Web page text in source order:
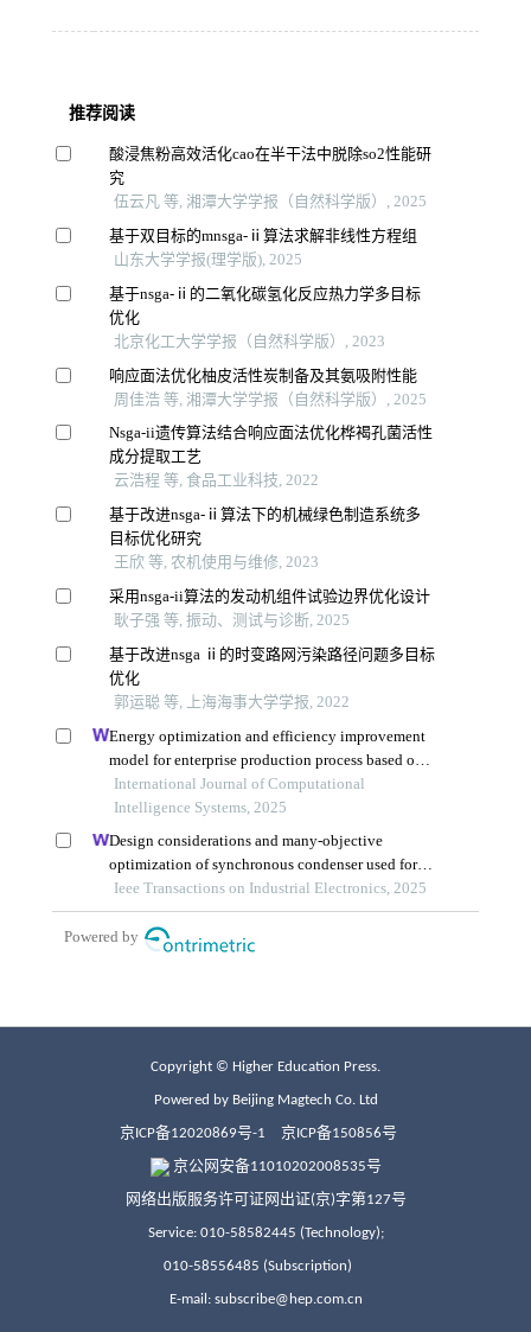
Copyright © Higher Education Press.
Powered by Beijing Magtech Co. Ltd
京ICP备12020869号-1 京ICP备150856号
京公网安备11010202008535号
网络出版服务许可证网出证(京)字第127号
Service: 010-58582445 (Technology);
010-58556485 (Subscription)
E-mail: subscribe@hep.com.cn